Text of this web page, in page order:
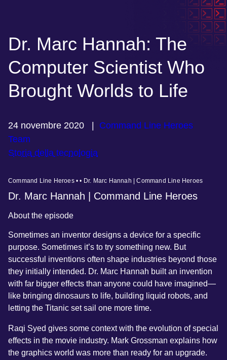
Dr. Marc Hannah: The
Computer Scientist Who
Brought Worlds to Life
24 novembre 2020
Command Line Heroes
Team
Storia della tecnologia
Command Line Heroes • • Dr. Marc Hannah | Command Line Heroes
Dr. Marc Hannah | Command Line Heroes
About the episode
Sometimes an inventor designs a device for a specific
purpose. Sometimes it’s to try something new. But
successful inventions often shape industries beyond those
they initially intended. Dr. Marc Hannah built an invention
with far bigger effects than anyone could have imagined—
like bringing dinosaurs to life, building liquid robots, and
letting the Titanic set sail one more time.
Raqi Syed gives some context with the evolution of special
effects in the movie industry. Mark Grossman explains how
the graphics world was more than ready for an upgrade.